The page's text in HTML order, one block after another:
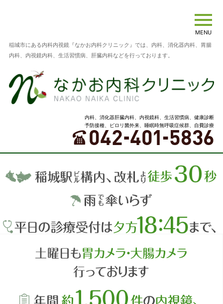
MENU
稲城市にある内科内視鏡『なかお内科クリニック』では、内科、消化器内科、胃腸
内科、内視鏡内科、生活習慣病、肝臓内科などを行っております。
内科、消化器肝臓内科、内視鏡科、生活習慣病、健康診断
予防接種、ピロリ菌外来、睡眠時無呼吸症候群、自費診療